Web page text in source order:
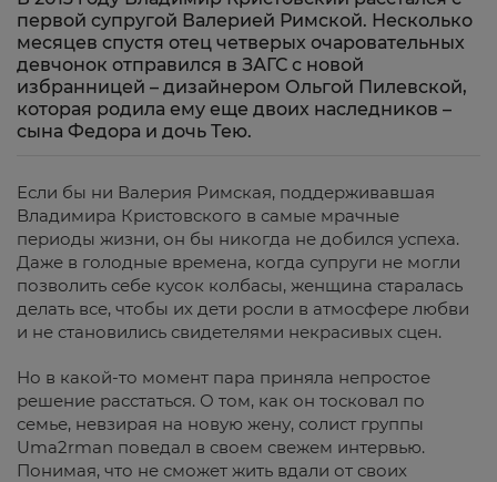
первой супругой Валерией Римской. Несколько
месяцев спустя отец четверых очаровательных
девчонок отправился в ЗАГС с новой
избранницей – дизайнером Ольгой Пилевской,
которая родила ему еще двоих наследников –
сына Федора и дочь Тею.
Если бы ни Валерия Римская, поддерживавшая
Владимира Кристовского в самые мрачные
периоды жизни, он бы никогда не добился успеха.
Даже в голодные времена, когда супруги не могли
позволить себе кусок колбасы, женщина старалась
делать все, чтобы их дети росли в атмосфере любви
и не становились свидетелями некрасивых сцен.
Но в какой-то момент пара приняла непростое
решение расстаться. О том, как он тосковал по
семье, невзирая на новую жену, солист группы
Uma2rman поведал в своем свежем интервью.
Понимая, что не сможет жить вдали от своих